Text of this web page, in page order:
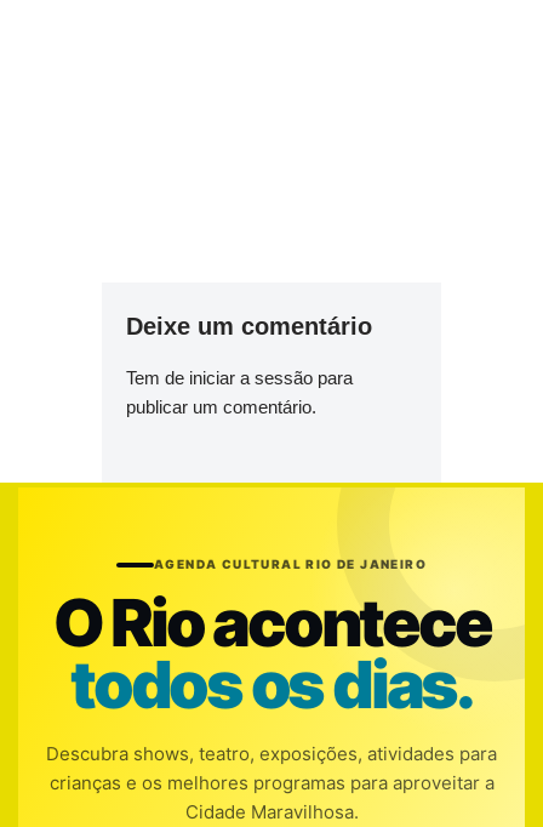
Deixe um comentário
Tem de iniciar a sessão para
publicar um comentário.
AGENDA CULTURAL RIO DE JANEIRO
O Rio acontece
todos os dias.
Descubra shows, teatro, exposições, atividades para
crianças e os melhores programas para aproveitar a
Cidade Maravilhosa.